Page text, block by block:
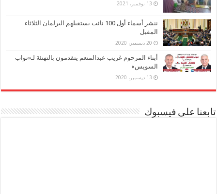
13 نوفمبر، 2021
ننشر أسماء أول 100 نائب يستقبلهم البرلمان الثلاثاء
المقبل
20 ديسمبر، 2020
أبناء المرحوم غريب عبدالمنعم يتقدمون بالتهنئة لـ«نواب
السويس»
13 ديسمبر، 2020
تابعنا على فيسبوك